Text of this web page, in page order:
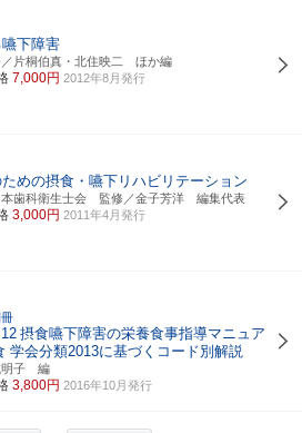
下障害
片桐伯真・北住映二 ほか編
7,000円 2012年8月発行
めの摂食・嚥下リハビリテーション
本歯科衛生士会 監修／金子芳洋 編集代表
3,000円 2011年4月発行
冊
摂食嚥下障害の栄養食事指導マニュア
学会分類2013に基づくコード別解説
明子 編
3,800円 2016年10月発行